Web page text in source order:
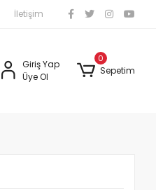
İletişim
Giriş Yap
Üye Ol
0
Sepetim